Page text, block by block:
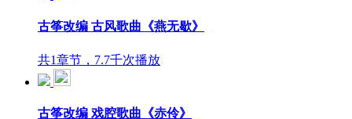
古筝改编 古风歌曲《燕无歇》
共1章节，7.7千次播放
古筝改编 戏腔歌曲《赤伶》